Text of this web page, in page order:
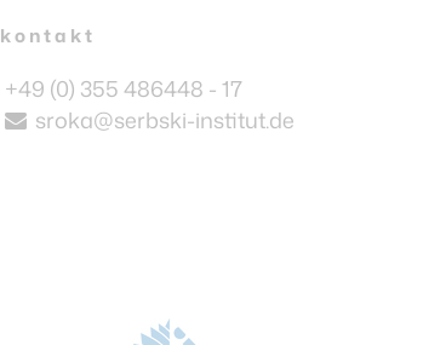
kontakt
+49 (0) 355 486448 - 17
sroka@serbski-institut.de